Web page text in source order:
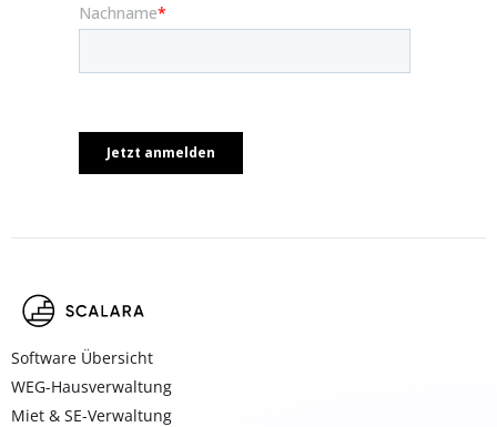
Software Übersicht
WEG-Hausverwaltung
Miet & SE-Verwaltung